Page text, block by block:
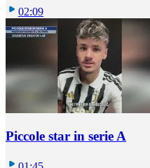
02:09
Piccole star in serie A